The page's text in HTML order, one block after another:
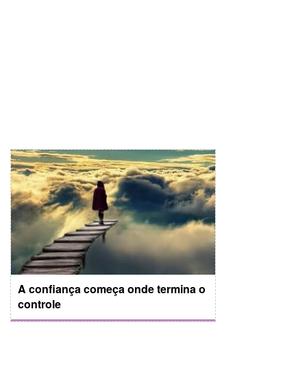
A confiança começa onde termina o
controle